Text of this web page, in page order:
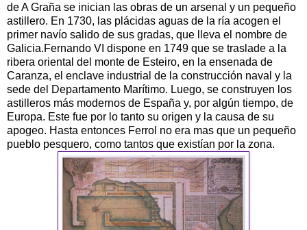
de A Graña se inician las obras de un arsenal y un pequeño
astillero. En 1730, las plácidas aguas de la ría acogen el
primer navío salido de sus gradas, que lleva el nombre de
Galicia.Fernando VI dispone en 1749 que se traslade a la
ribera oriental del monte de Esteiro, en la ensenada de
Caranza, el enclave industrial de la construcción naval y la
sede del Departamento Marítimo. Luego, se construyen los
astilleros más modernos de España y, por algún tiempo, de
Europa. Este fue por lo tanto su origen y la causa de su
apogeo. Hasta entonces Ferrol no era mas que un pequeño
pueblo pesquero, como tantos que existían por la zona.